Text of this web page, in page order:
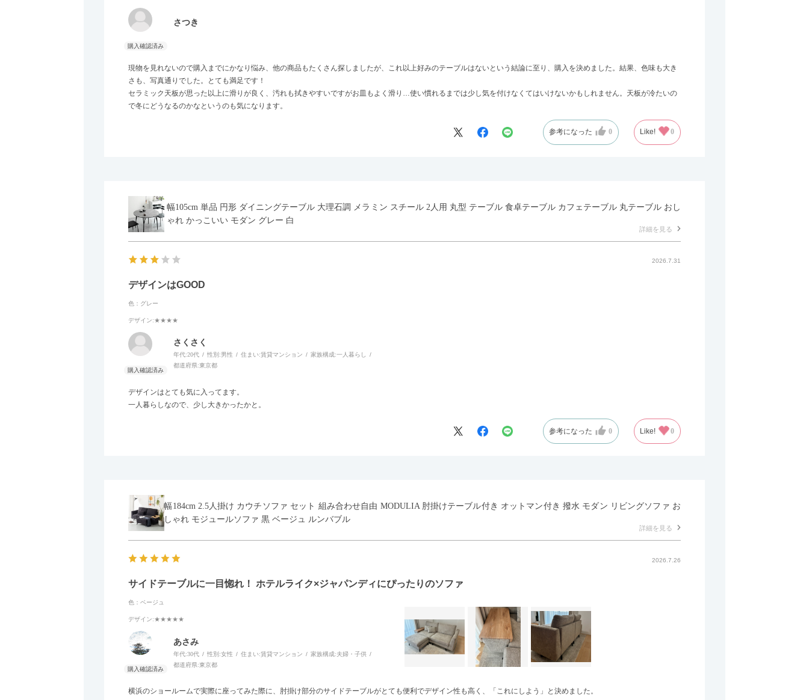
さつき
現物を見れないので購入までにかなり悩み、他の商品もたくさん探しましたが、これ以上好みのテーブルはないという結論に至り、購入を決めました。結果、色味も大き
さも、写真通りでした。とても満足です！
セラミック天板が思った以上に滑りが良く、汚れも拭きやすいですがお皿もよく滑り…使い慣れるまでは少し気を付けなくてはいけないかもしれません。天板が冷たいの
で冬にどうなるのかなというのも気になります。
参考になった 0 Like! 0
幅105cm 単品 円形 ダイニングテーブル 大理石調 メラミン スチール 2人用 丸型 テーブル 食卓テーブル カフェテーブル 丸テーブル おし
ゃれ かっこいい モダン グレー 白
詳細を見る
2026.7.31
デザインはGOOD
色：グレー
デザイン:★★★★
さくさく
年代:20代 性別:男性 住まい:賃貸マンション 家族構成:一人暮らし
都道府県:東京都
デザインはとても気に入ってます。
一人暮らしなので、少し大きかったかと。
参考になった 0 Like! 0
幅184cm 2.5人掛け カウチソファ セット 組み合わせ自由 MODULIA 肘掛けテーブル付き オットマン付き 撥水 モダン リビングソファ お
しゃれ モジュールソファ 黒 ベージュ ルンバブル
詳細を見る
2026.7.26
サイドテーブルに一目惚れ！ ホテルライク×ジャパンディにぴったりのソファ
色：ベージュ
デザイン:★★★★★
あさみ
年代:30代 性別:女性 住まい:賃貸マンション 家族構成:夫婦・子供
都道府県:東京都
横浜のショールームで実際に座ってみた際に、肘掛け部分のサイドテーブルがとても便利でデザイン性も高く、「これにしよう」と決めました。